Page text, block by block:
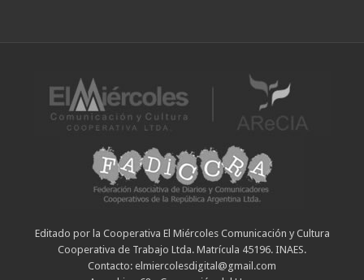
Editado por la Cooperativa El Miércoles Comunicación y Cultura
Cooperativa de Trabajo Ltda. Matrícula 45196. INAES.
Contacto: elmiercolesdigital@gmail.com